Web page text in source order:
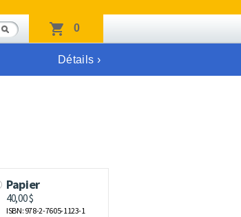
0
Détails ›